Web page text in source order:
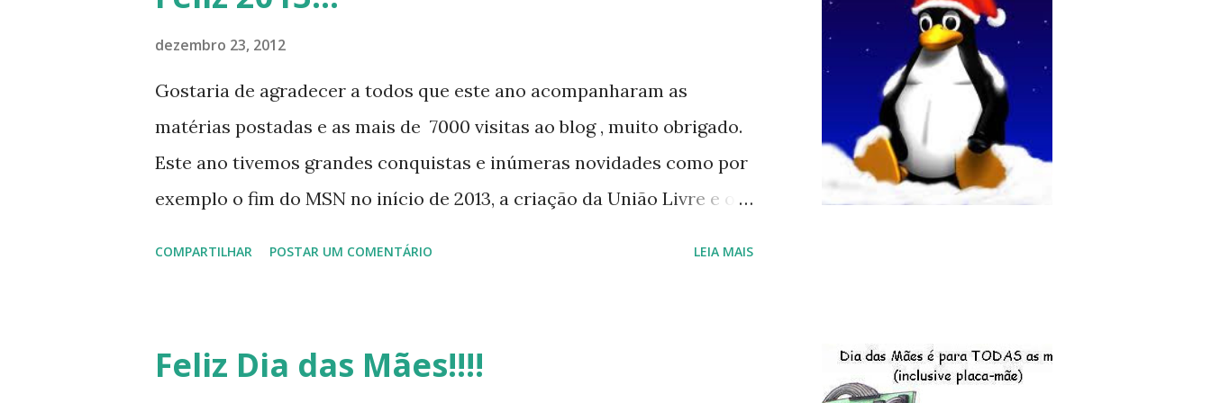
dezembro 23, 2012
Gostaria de agradecer a todos que este ano acompanharam as
matérias postadas e as mais de 7000 visitas ao blog , muito obrigado.
Este ano tivemos grandes conquistas e inúmeras novidades como por
exemplo o fim do MSN no início de 2013, a criação da União Livre e o
Latinoware, a Microsoft boicotando o Linux (como sempre), o
COMPARTILHAR POSTAR UM COMENTÁRIO LEIA MAIS
Feliz Dia das Mães!!!!